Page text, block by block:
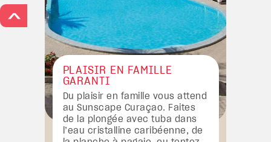
PLAISIR EN FAMILLE
GARANTI
Du plaisir en famille vous attend
au Sunscape Curaçao. Faites
de la plongée avec tuba dans
l’eau cristalline caribéenne, de